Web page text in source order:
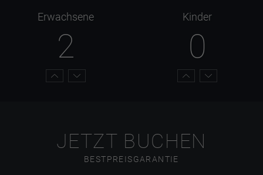
Erwachsene
2
Kinder
0
JETZT BUCHEN
BESTPREISGARANTIE